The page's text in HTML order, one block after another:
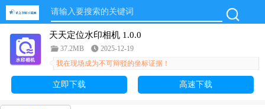
天天定位水印相机 1.0.0
37.2MB
2025-12-19
我在现场成为不可辩驳的坐标证据！
立即下载 高速下载